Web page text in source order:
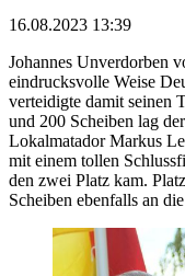
16.08.2023 13:39
Johannes Unverdorben
eindrucksvolle Weise
verteidigte damit seinen
und 200 Scheiben lag
Lokalmatador Markus
mit einem tollen
den zwei Platz kam.
Scheiben ebenfalls an